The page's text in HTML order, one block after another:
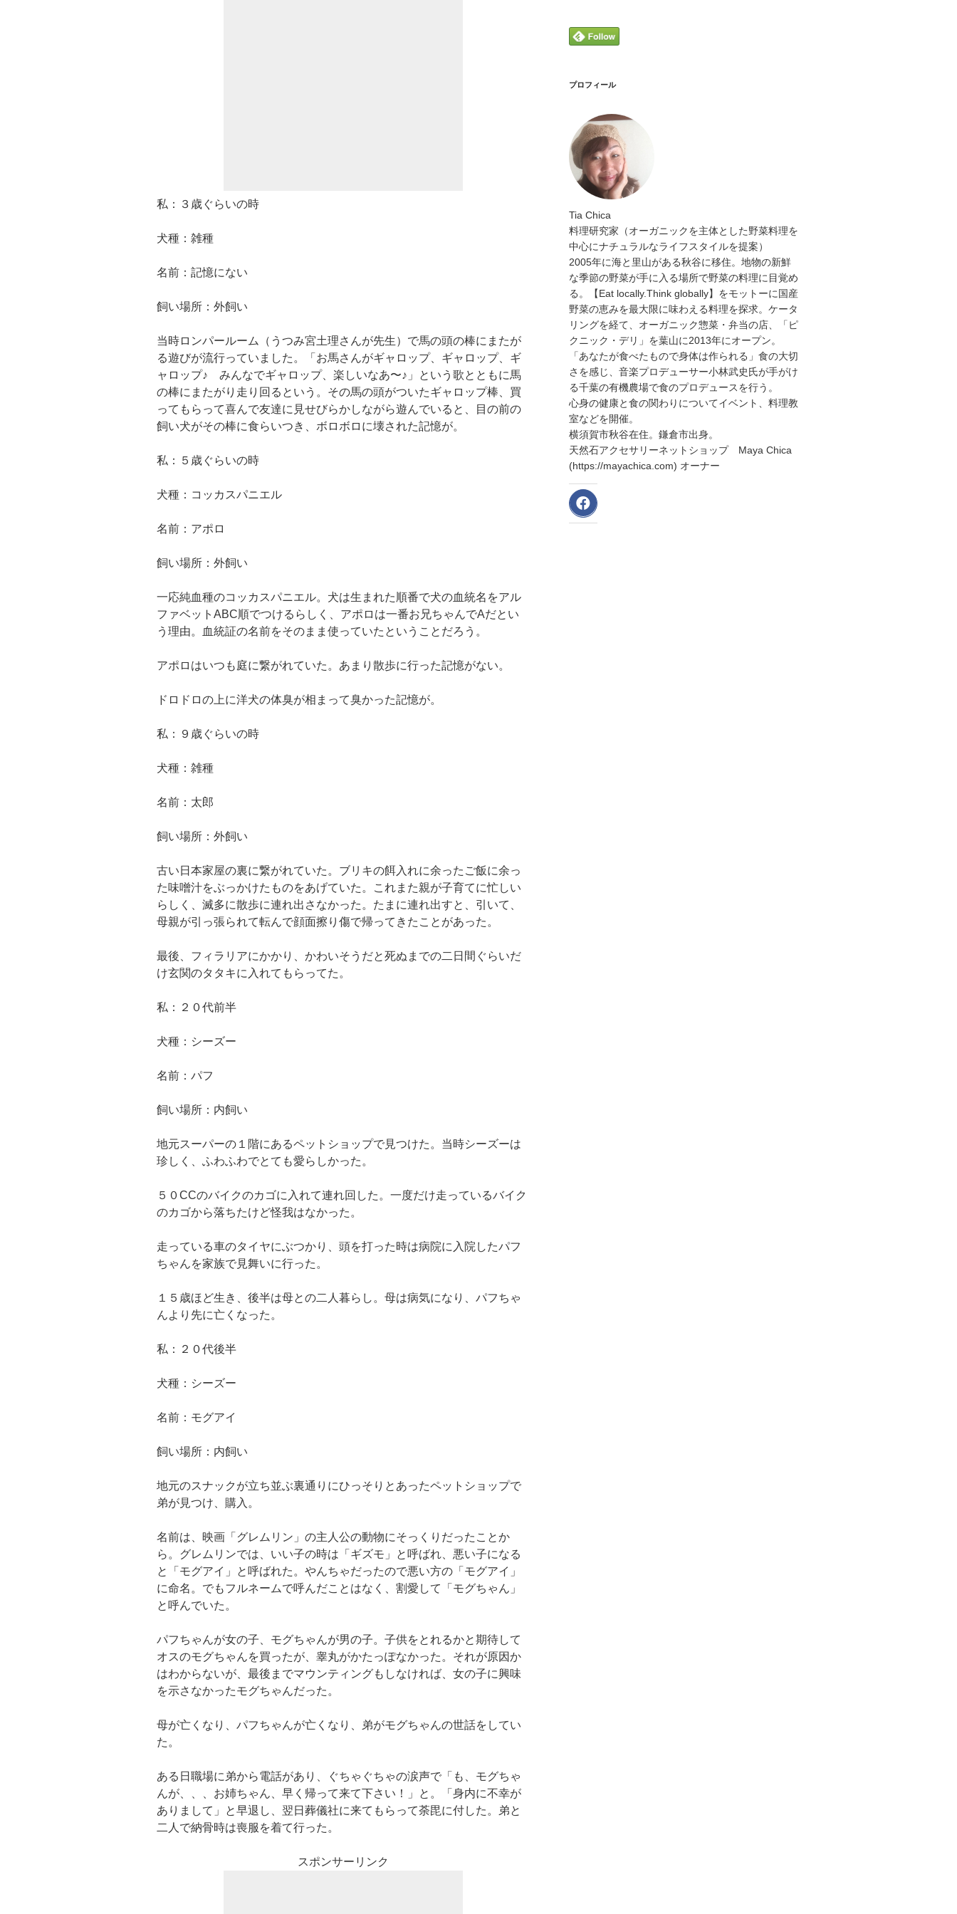
私：３歳ぐらいの時
犬種：雑種
名前：記憶にない
飼い場所：外飼い
当時ロンパールーム（うつみ宮土理さんが先生）で馬の頭の棒にまたが
る遊びが流行っていました。「お馬さんがギャロップ、ギャロップ、ギ
ャロップ♪ みんなでギャロップ、楽しいなあ〜♪」という歌とともに馬
の棒にまたがり走り回るという。その馬の頭がついたギャロップ棒、買
ってもらって喜んで友達に見せびらかしながら遊んでいると、目の前の
飼い犬がその棒に食らいつき、ボロボロに壊された記憶が。
私：５歳ぐらいの時
犬種：コッカスパニエル
名前：アポロ
飼い場所：外飼い
一応純血種のコッカスパニエル。犬は生まれた順番で犬の血統名をアル
ファベットABC順でつけるらしく、アポロは一番お兄ちゃんでAだとい
う理由。血統証の名前をそのまま使っていたということだろう。
アポロはいつも庭に繋がれていた。あまり散歩に行った記憶がない。
ドロドロの上に洋犬の体臭が相まって臭かった記憶が。
私：９歳ぐらいの時
犬種：雑種
名前：太郎
飼い場所：外飼い
古い日本家屋の裏に繋がれていた。ブリキの餌入れに余ったご飯に余っ
た味噌汁をぶっかけたものをあげていた。これまた親が子育てに忙しい
らしく、滅多に散歩に連れ出さなかった。たまに連れ出すと、引いて、
母親が引っ張られて転んで顔面擦り傷で帰ってきたことがあった。
最後、フィラリアにかかり、かわいそうだと死ぬまでの二日間ぐらいだ
け玄関のタタキに入れてもらってた。
私：２０代前半
犬種：シーズー
名前：パフ
飼い場所：内飼い
地元スーパーの１階にあるペットショップで見つけた。当時シーズーは
珍しく、ふわふわでとても愛らしかった。
５０CCのバイクのカゴに入れて連れ回した。一度だけ走っているバイク
のカゴから落ちたけど怪我はなかった。
走っている車のタイヤにぶつかり、頭を打った時は病院に入院したパフ
ちゃんを家族で見舞いに行った。
１５歳ほど生き、後半は母との二人暮らし。母は病気になり、パフちゃ
んより先に亡くなった。
私：２０代後半
犬種：シーズー
名前：モグアイ
飼い場所：内飼い
地元のスナックが立ち並ぶ裏通りにひっそりとあったペットショップで
弟が見つけ、購入。
名前は、映画「グレムリン」の主人公の動物にそっくりだったことか
ら。グレムリンでは、いい子の時は「ギズモ」と呼ばれ、悪い子になる
と「モグアイ」と呼ばれた。やんちゃだったので悪い方の「モグアイ」
に命名。でもフルネームで呼んだことはなく、割愛して「モグちゃん」
と呼んでいた。
パフちゃんが女の子、モグちゃんが男の子。子供をとれるかと期待して
オスのモグちゃんを買ったが、睾丸がかたっぽなかった。それが原因か
はわからないが、最後までマウンティングもしなければ、女の子に興味
を示さなかったモグちゃんだった。
母が亡くなり、パフちゃんが亡くなり、弟がモグちゃんの世話をしてい
た。
ある日職場に弟から電話があり、ぐちゃぐちゃの涙声で「も、モグちゃ
んが、、、お姉ちゃん、早く帰って来て下さい！」と。「身内に不幸が
ありまして」と早退し、翌日葬儀社に来てもらって荼毘に付した。弟と
二人で納骨時は喪服を着て行った。
スポンサーリンク
プロフィール
Tia Chica
料理研究家（オーガニックを主体とした野菜料理を
中心にナチュラルなライフスタイルを提案）
2005年に海と里山がある秋谷に移住。地物の新鮮
な季節の野菜が手に入る場所で野菜の料理に目覚め
る。【Eat locally.Think globally】をモットーに国産
野菜の恵みを最大限に味わえる料理を探求。ケータ
リングを経て、オーガニック惣菜・弁当の店、「ピ
クニック・デリ」を葉山に2013年にオープン。
「あなたが食べたもので身体は作られる」食の大切
さを感じ、音楽プロデューサー小林武史氏が手がけ
る千葉の有機農場で食のプロデュースを行う。
心身の健康と食の関わりについてイベント、料理教
室などを開催。
横須賀市秋谷在住。鎌倉市出身。
天然石アクセサリーネットショップ Maya Chica
(https://mayachica.com) オーナー